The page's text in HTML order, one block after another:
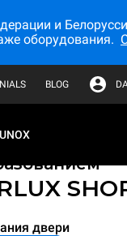
и
оборудования.
BLOG
двери